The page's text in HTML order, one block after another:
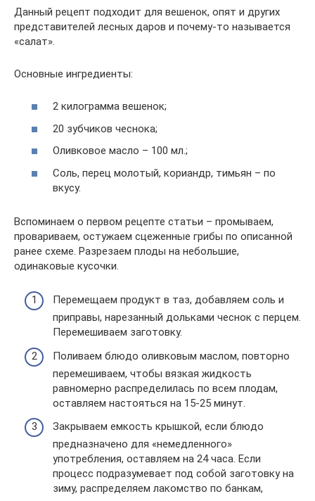
Данный рецепт подходит для вешенок, опят и других
представителей лесных даров и почему-то называется
«салат».
Основные ингредиенты:
2 килограмма вешенок;
20 зубчиков чеснока;
Оливковое масло – 100 мл.;
Соль, перец молотый, кориандр, тимьян – по
вкусу.
Вспоминаем о первом рецепте статьи – промываем,
провариваем, остужаем сцеженные грибы по описанной
ранее схеме. Разрезаем плоды на небольшие,
одинаковые кусочки.
Перемещаем продукт в таз, добавляем соль и
приправы, нарезанный дольками чеснок с перцем.
Перемешиваем заготовку.
Поливаем блюдо оливковым маслом, повторно
перемешиваем, чтобы вязкая жидкость
равномерно распределилась по всем плодам,
оставляем настояться на 15-25 минут.
Закрываем емкость крышкой, если блюдо
предназначено для «немедленного»
употребления, оставляем на 24 часа. Если
процесс подразумевает под собой заготовку на
зиму, распределяем лакомство по банкам,